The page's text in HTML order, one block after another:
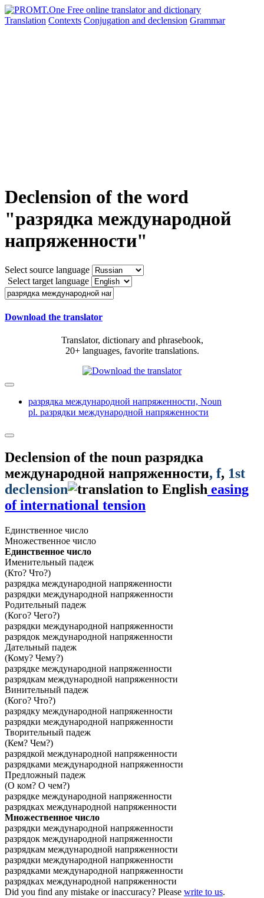
Translation Contexts Conjugation and declension Grammar
Declension of the word
"разрядка международной
напряженности"
Select source language
Select target language
Download the translator
Translator, dictionary and phrasebook,
20+ languages, favorite translations.
разрядка международной напряженности, Noun
pl. разрядки международной напряженности
Declension of the noun разрядка
международной напряженности, f, 1st
declension
easing
of international tension
Единственное число
Множественное число
Единственное число
Именительный падеж
(Кто? Что?)
разрядка международной напряженности
разрядки международной напряженности
Родительный падеж
(Кого? Чего?)
разрядки международной напряженности
разрядок международной напряженности
Дательный падеж
(Кому? Чему?)
разрядке международной напряженности
разрядкам международной напряженности
Винительный падеж
(Кого? Что?)
разрядку международной напряженности
разрядки международной напряженности
Творительный падеж
(Кем? Чем?)
разрядкой международной напряженности
разрядками международной напряженности
Предложный падеж
(О ком? О чем?)
разрядке международной напряженности
разрядках международной напряженности
Множественное число
разрядки международной напряженности
разрядок международной напряженности
разрядкам международной напряженности
разрядки международной напряженности
разрядками международной напряженности
разрядках международной напряженности
Did you find any mistake or inaccuracy? Please write to us.